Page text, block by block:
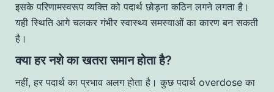
इसके परिणामस्वरूप व्यक्ति को पदार्थ छोड़ना कठिन लगने लगता है।
यही स्थिति आगे चलकर गंभीर स्वास्थ्य समस्याओं का कारण बन सकती
है।
क्या हर नशे का खतरा समान होता है?
नहीं, हर पदार्थ का प्रभाव अलग होता है। कुछ पदार्थ overdose का